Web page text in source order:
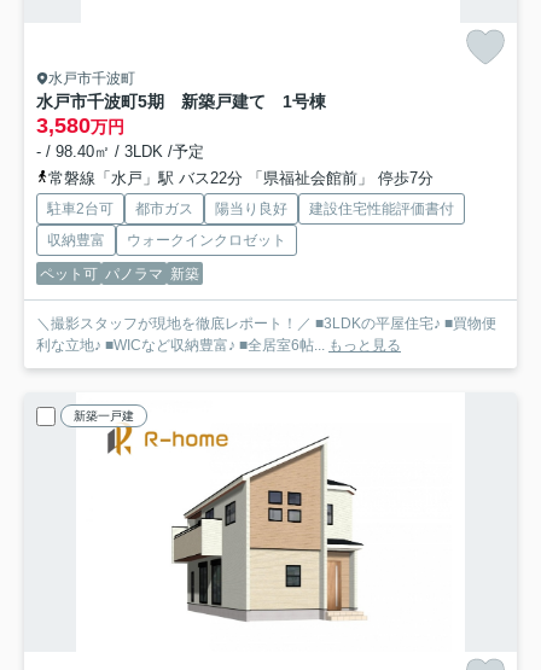
水戸市千波町
水戸市千波町5期 新築戸建て 1号棟
3,580万円
- / 98.40㎡ / 3LDK /予定
常磐線「水戸」駅 バス22分 「県福祉会館前」 停歩7分
駐車2台可 都市ガス 陽当り良好
建設住宅性能評価書付
収納豊富
ウォークインクロゼット
ペット可 パノラマ 新築
＼撮影スタッフが現地を徹底レポート！／ ■3LDKの平屋住宅♪ ■買物便
利な立地♪ ■WICなど収納豊富♪ ■全居室6帖... もっと見る
新築一戸建